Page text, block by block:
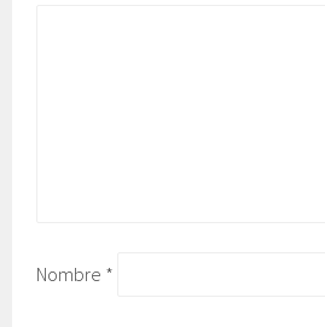
Nombre *